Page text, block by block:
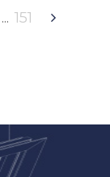
151